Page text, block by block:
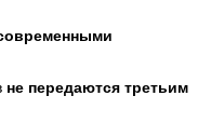
не передаются третьим